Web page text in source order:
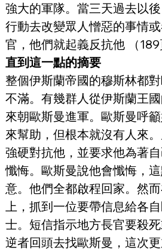
強大的軍隊。當三天過去以
行動去改變眾人憎惡的事情
官，他們就起義反抗他 （189
直到這一點的摘要
整個伊斯蘭帝國的穆斯林都
不滿。有幾群人從伊斯蘭王
來朝歐斯曼進軍。歐斯曼呼
來幫助，但根本就沒有人來
強硬對抗他，並要求他為著
懺悔。歐斯曼說他會懺悔，
意。他們全都啟程回家。然
上，抓到一位要帶信息給各
士。短信指示地方長官要殺
逆者回頭去找歐斯曼，這次